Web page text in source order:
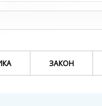
ЗАКОН